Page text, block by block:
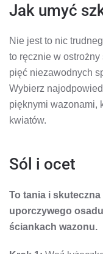
Jak umyć
Nie jest to nic
to ręcznie w
pięć niezawodnych
Wybierz
pięknymi wazonami,
kwiatów.
Sól i ocet
To tania i
uporczywego
ściankach wazonu.